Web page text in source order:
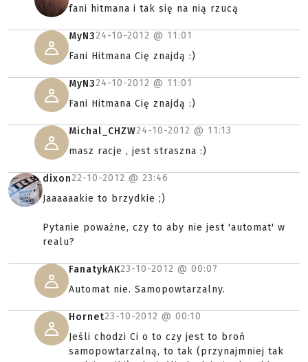
fani hitmana i tak się na nią rzucą
MyN324-10-2012 @ 11:01
Fani Hitmana Cię znajdą :)
MyN324-10-2012 @ 11:01
Fani Hitmana Cię znajdą :)
Michal_CHZW24-10-2012 @ 11:13
masz racje , jest straszna :)
dixon22-10-2012 @ 23:46
Jaaaaaakie to brzydkie ;)
Pytanie poważne, czy to aby nie jest 'automat' w
realu?
FanatykAK23-10-2012 @ 00:07
Automat nie. Samopowtarzalny.
Hornet23-10-2012 @ 00:10
Jeśli chodzi Ci o to czy jest to broń
samopowtarzalną, to tak (przynajmniej tak